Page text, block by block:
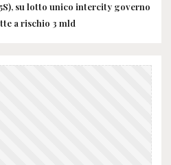
su lotto unico intercity governo
a rischio 3 mld